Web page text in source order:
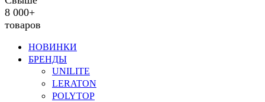
8 000+
товаров
НОВИНКИ
БРЕНДЫ
UNILITE
LERATON
POLYTOP